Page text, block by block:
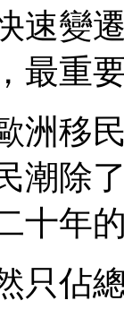
速變
最重
洲移
潮除
十年
只佔